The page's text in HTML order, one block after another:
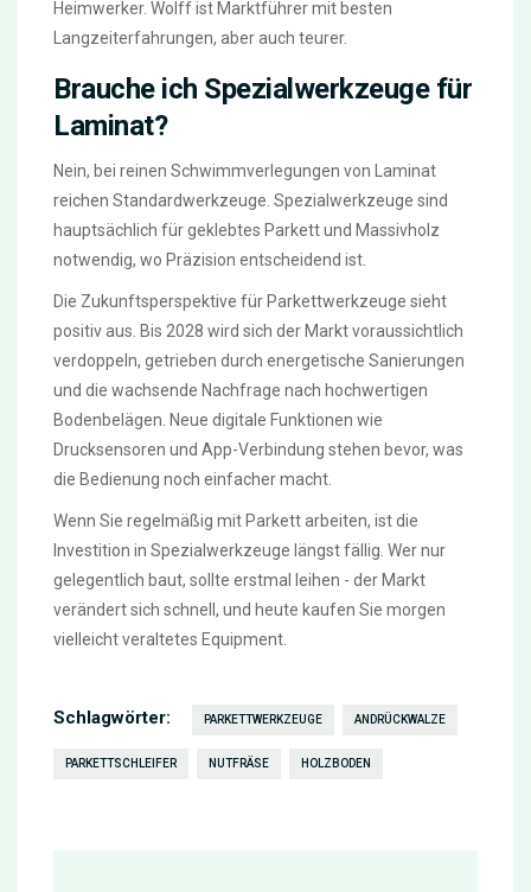
Heimwerker. Wolff ist Marktführer mit besten
Langzeiterfahrungen, aber auch teurer.
Brauche ich Spezialwerkzeuge für
Laminat?
Nein, bei reinen Schwimmverlegungen von Laminat
reichen Standardwerkzeuge. Spezialwerkzeuge sind
hauptsächlich für geklebtes Parkett und Massivholz
notwendig, wo Präzision entscheidend ist.
Die Zukunftsperspektive für Parkettwerkzeuge sieht
positiv aus. Bis 2028 wird sich der Markt voraussichtlich
verdoppeln, getrieben durch energetische Sanierungen
und die wachsende Nachfrage nach hochwertigen
Bodenbelägen. Neue digitale Funktionen wie
Drucksensoren und App-Verbindung stehen bevor, was
die Bedienung noch einfacher macht.
Wenn Sie regelmäßig mit Parkett arbeiten, ist die
Investition in Spezialwerkzeuge längst fällig. Wer nur
gelegentlich baut, sollte erstmal leihen - der Markt
verändert sich schnell, und heute kaufen Sie morgen
vielleicht veraltetes Equipment.
Schlagwörter: PARKETTWERKZEUGE ANDRÜCKWALZE
PARKETTSCHLEIFER NUTFRÄSE HOLZBODEN